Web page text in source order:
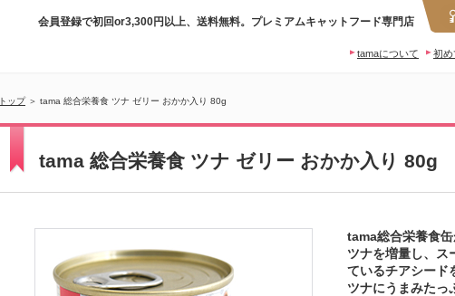
会員登録で初回or3,300円以上、送料無料。プレミアムキャットフード専門店
初め
tamaについて
トップ＞ tama 総合栄養食 ツナ ゼリー おかか入り 80g
tama 総合栄養食 ツナ ゼリー おかか入り 80g
tama総合栄養食
ツナを増量し、ス
ているチアシード
ツナにうまみたっ